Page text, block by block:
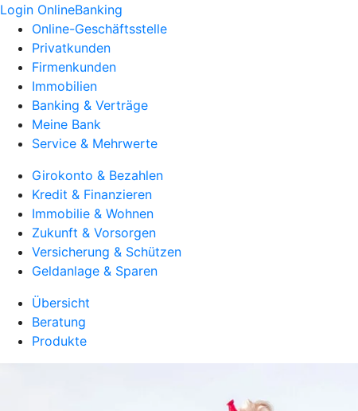
Login OnlineBanking
Online-Geschäftsstelle
Privatkunden
Firmenkunden
Immobilien
Banking & Verträge
Meine Bank
Service & Mehrwerte
Girokonto & Bezahlen
Kredit & Finanzieren
Immobilie & Wohnen
Zukunft & Vorsorgen
Versicherung & Schützen
Geldanlage & Sparen
Übersicht
Beratung
Produkte